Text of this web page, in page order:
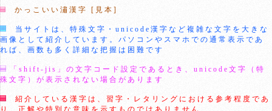
かっこいい潚漢字 [見本]
当サイトは、特殊文字・unicode漢字など複雑な文字を大きな
画像として紹介しています。パソコンやスマホでの通常表示であ
れば、画数も多く詳細な把握は困難です
「shift-jis」の文字コード設定であるとき、unicode文字（特
殊文字）が表示されない場合があります
紹介している漢字は、習字・レタリングにおける参考程度であ
り、正解や特別な意味を示すものではありません